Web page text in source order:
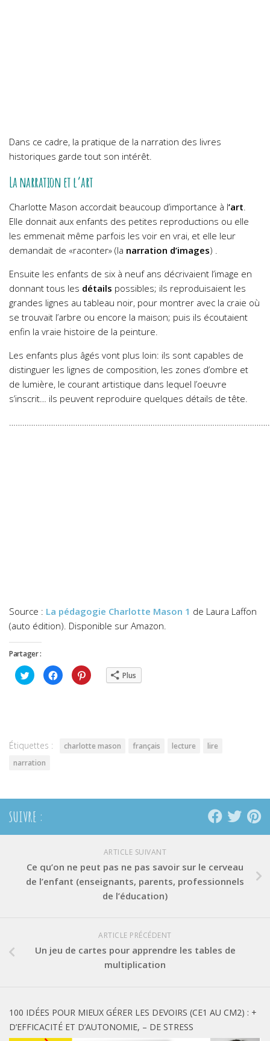
Dans ce cadre, la pratique de la narration des livres
historiques garde tout son intérêt.
La narration et l’art
Charlotte Mason accordait beaucoup d’importance à l’art.
Elle donnait aux enfants des petites reproductions ou elle
les emmenait même parfois les voir en vrai, et elle leur
demandait de «raconter» (la narration d’images) .
Ensuite les enfants de six à neuf ans décrivaient l’image en
donnant tous les détails possibles; ils reproduisaient les
grandes lignes au tableau noir, pour montrer avec la craie où
se trouvait l’arbre ou encore la maison; puis ils écoutaient
enfin la vraie histoire de la peinture.
Les enfants plus âgés vont plus loin: ils sont capables de
distinguer les lignes de composition, les zones d’ombre et
de lumière, le courant artistique dans lequel l’oeuvre
s’inscrit… ils peuvent reproduire quelques détails de tête.
Source : La pédagogie Charlotte Mason 1 de Laura Laffon
(auto édition). Disponible sur Amazon.
Partager :
Cliquez
pour
partager
Cliquez
pour
partager
Cliquez
pour Plus
Étiquettes : charlotte mason français lecture
lire
narration
SUIVRE :
ARTICLE SUIVANT
Ce qu’on ne peut pas ne pas savoir sur le cerveau
de l’enfant (enseignants, parents, professionnels
de l’éducation)
ARTICLE PRÉCÉDENT
Un jeu de cartes pour apprendre les tables de
multiplication
100 IDÉES POUR MIEUX GÉRER LES DEVOIRS (CE1 AU CM2) : +
D’EFFICACITÉ ET D’AUTONOMIE, – DE STRESS